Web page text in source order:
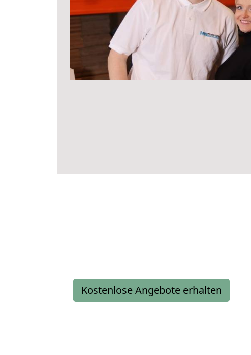
Kostenlose Angebote erhalten